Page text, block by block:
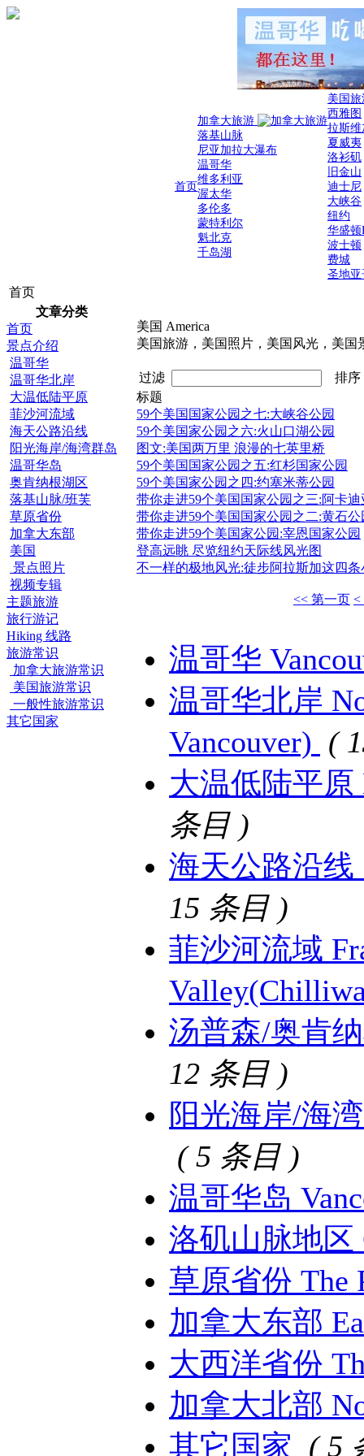
首页
加拿大旅游
落基山脉
尼亚加拉大瀑布
温哥华
维多利亚
渥太华
多伦多
蒙特利尔
魁北克
千岛湖
美国
西雅图
拉斯维
夏威夷
洛衫矶
旧金山
迪士尼
大峡谷
纽约
华盛顿
波士顿
费城
圣地亚
首页
文章分类
首页
景点介绍
温哥华
温哥华北岸
大温低陆平原
菲沙河流域
海天公路沿线
阳光海岸/海湾群岛
温哥华岛
奥肯纳根湖区
落基山脉/班芙
草原省份
加拿大东部
美国
景点照片
视频专辑
主题旅游
旅行游记
Hiking 线路
旅游常识
加拿大旅游常识
美国旅游常识
一般性旅游常识
其它国家
美国 America
美国旅游，美国照片，美国风光，美
过滤
排
标题
59个美国国家公园之七:大峡谷公园
59个美国家公园之六:火山口湖公园
图文:美国两万里 浪漫的七英里桥
59个美国国家公园之五:红杉国家公园
59个美国家公园之四:约塞米蒂公园
带你走进59个美国国家公园之三:阿卡
带你走进59个美国国家公园之二:黄石公
带你走进59个美国家公园:宰恩国家公园
登高远眺 尽览纽约天际线风光图
不一样的极地风光:徒步阿拉斯加这四
<< 第一页 <
温哥华
温哥华北岸
Vancouver) (
大温低陆平原
条目 )
海天公路沿线
15 条目 )
菲沙河流域
汤普森/奥肯
12 条目 )
阳光海岸/海
( 5 条目 )
温哥华岛
洛矶山脉地区
草原省份 The
加拿大东部
大西洋省份
加拿大北部
其它国家 ( 5